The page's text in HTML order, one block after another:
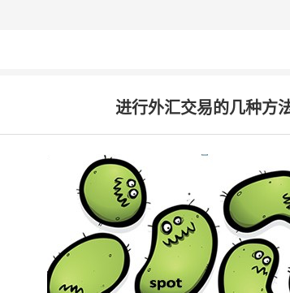
进行外汇交易的几种方